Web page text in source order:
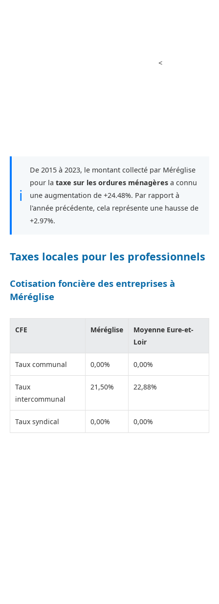
<
ℹ
De 2015 à 2023, le montant collecté par Méréglise
pour la taxe sur les ordures ménagères a connu
une augmentation de +24.48%. Par rapport à
l'année précédente, cela représente une hausse de
+2.97%.
Taxes locales pour les professionnels
Cotisation foncière des entreprises à
Méréglise
CFE Méréglise
Moyenne Eure-et-
Loir
Taux communal 0,00% 0,00%
Taux
intercommunal
21,50% 22,88%
Taux syndical 0,00% 0,00%